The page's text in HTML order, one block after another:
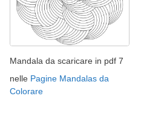
Mandala da scaricare in pdf 7
nelle Pagine Mandalas da
Colorare